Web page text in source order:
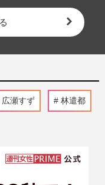
広瀬すず 林遣都